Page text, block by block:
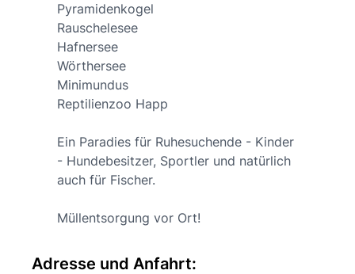
Pyramidenkogel
Rauschelesee
Hafnersee
Wörthersee
Minimundus
Reptilienzoo Happ
Ein Paradies für Ruhesuchende - Kinder
- Hundebesitzer, Sportler und natürlich
auch für Fischer.
Müllentsorgung vor Ort!
Adresse und Anfahrt: